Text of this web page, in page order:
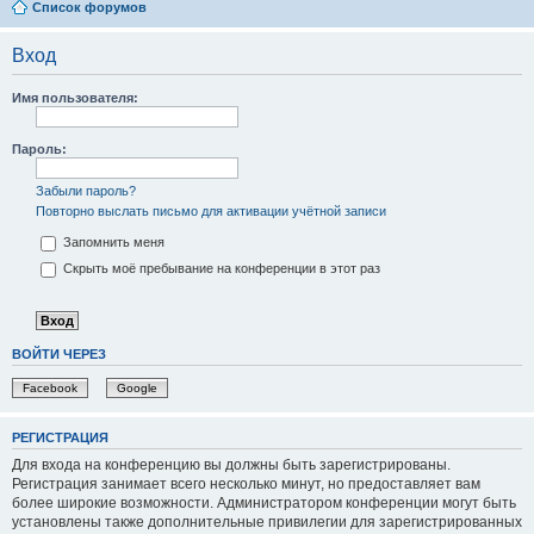
Список форумов
Вход
Имя пользователя:
Пароль:
Забыли пароль?
Повторно выслать письмо для активации учётной записи
Запомнить меня
Скрыть моё пребывание на конференции в этот раз
ВОЙТИ ЧЕРЕЗ
Facebook Google
РЕГИСТРАЦИЯ
Для входа на конференцию вы должны быть зарегистрированы.
Регистрация занимает всего несколько минут, но предоставляет вам
более широкие возможности. Администратором конференции могут быть
установлены также дополнительные привилегии для зарегистрированных